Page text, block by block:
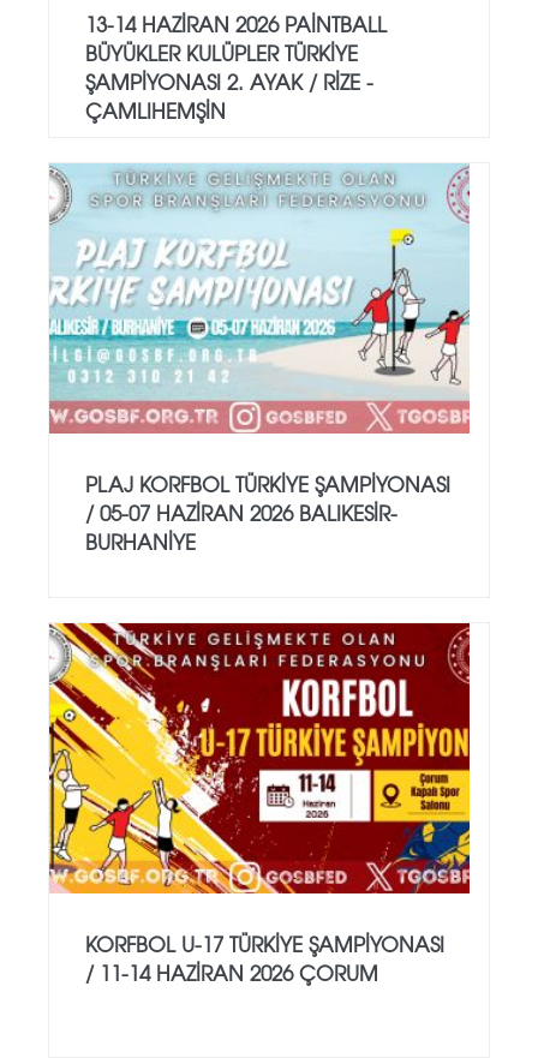
13-14 HAZİRAN 2026 PAİNTBALL
BÜYÜKLER KULÜPLER TÜRKİYE
ŞAMPİYONASI 2. AYAK / RİZE -
ÇAMLIHEMŞİN
PLAJ KORFBOL TÜRKİYE ŞAMPİYONASI
/ 05-07 HAZİRAN 2026 BALIKESİR-
BURHANİYE
KORFBOL U-17 TÜRKİYE ŞAMPİYONASI
/ 11-14 HAZİRAN 2026 ÇORUM